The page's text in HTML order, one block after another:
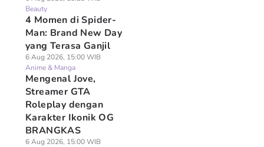
Beauty
4 Momen di Spider-
Man: Brand New Day
yang Terasa Ganjil
6 Aug 2026, 15:00 WIB
Anime & Manga
Mengenal Jove,
Streamer GTA
Roleplay dengan
Karakter Ikonik OG
BRANGKAS
6 Aug 2026, 15:00 WIB